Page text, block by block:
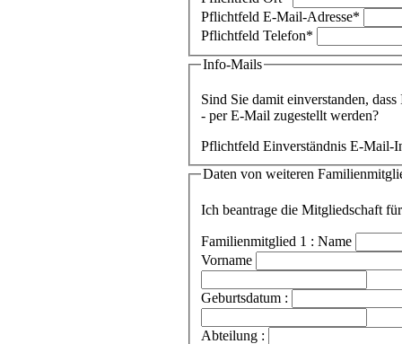
Pflichtfeld E-Mail-Adresse*
Pflichtfeld Telefon*
Info-Mails
Sind Sie damit einverstanden,
- per E-Mail zugestellt werden?
Pflichtfeld Einverständnis E-Mail-
Daten von weiteren
Ich beantrage die Mitgliedschaft
Familienmitglied 1 : Name
Vorname
Geburtsdatum :
Abteilung :